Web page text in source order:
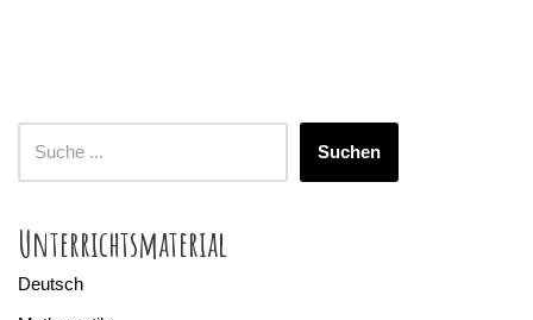
Suchen
Unterrichtsmaterial
Deutsch